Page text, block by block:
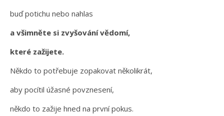
buď potichu nebo nahlas
a všimněte si zvyšování vědomí,
které zažijete.
Někdo to potřebuje zopakovat několikrát,
aby pocítil úžasné povznesení,
někdo to zažije hned na první pokus.